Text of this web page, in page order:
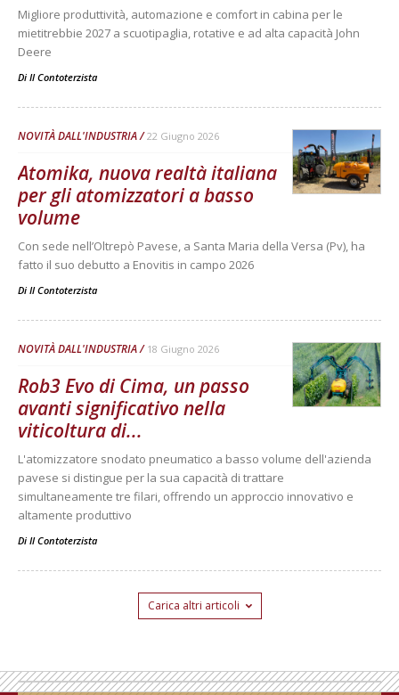
Migliore produttività, automazione e comfort in cabina per le
mietitrebbie 2027 a scuotipaglia, rotative e ad alta capacità John
Deere
Di Il Contoterzista
NOVITÀ DALL'INDUSTRIA 22 Giugno 2026
Atomika, nuova realtà italiana
per gli atomizzatori a basso
volume
Con sede nell’Oltrepò Pavese, a Santa Maria della Versa (Pv), ha
fatto il suo debutto a Enovitis in campo 2026
Di Il Contoterzista
NOVITÀ DALL'INDUSTRIA 18 Giugno 2026
Rob3 Evo di Cima, un passo
avanti significativo nella
viticoltura di...
L'atomizzatore snodato pneumatico a basso volume dell'azienda
pavese si distingue per la sua capacità di trattare
simultaneamente tre filari, offrendo un approccio innovativo e
altamente produttivo
Di Il Contoterzista
Carica altri articoli